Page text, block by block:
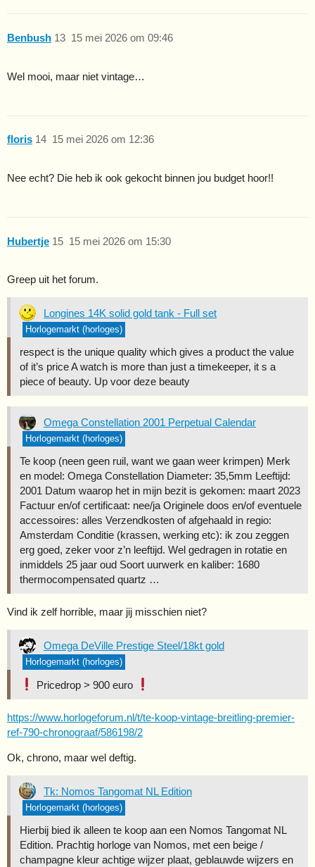
Benbush 15 mei 2026 om 09:46
13
Wel mooi, maar niet vintage…
floris 15 mei 2026 om 12:36
14
Nee echt? Die heb ik ook gekocht binnen jou budget hoor!!
Hubertje 15 mei 2026 om 15:30
15
Greep uit het forum.
Longines 14K solid gold tank - Full set
Horlogemarkt (horloges)
respect is the unique quality which gives a product the value
of it’s price A watch is more than just a timekeeper, it s a
piece of beauty. Up voor deze beauty
Omega Constellation 2001 Perpetual Calendar
Horlogemarkt (horloges)
Te koop (neen geen ruil, want we gaan weer krimpen) Merk
en model: Omega Constellation Diameter: 35,5mm Leeftijd:
2001 Datum waarop het in mijn bezit is gekomen: maart 2023
Factuur en/of certificaat: nee/ja Originele doos en/of eventuele
accessoires: alles Verzendkosten of afgehaald in regio:
Amsterdam Conditie (krassen, werking etc): ik zou zeggen
erg goed, zeker voor z’n leeftijd. Wel gedragen in rotatie en
inmiddels 25 jaar oud Soort uurwerk en kaliber: 1680
thermocompensated quartz …
Vind ik zelf horrible, maar jij misschien niet?
Omega DeVille Prestige Steel/18kt gold
Horlogemarkt (horloges)
Pricedrop > 900 euro
https://www.horlogeforum.nl/t/te-koop-vintage-breitling-premier-
ref-790-chronograaf/586198/2
Ok, chrono, maar wel deftig.
Tk: Nomos Tangomat NL Edition
Horlogemarkt (horloges)
Hierbij bied ik alleen te koop aan een Nomos Tangomat NL
Edition. Prachtig horloge van Nomos, met een beige /
champagne kleur achtige wijzer plaat, geblauwde wijzers en